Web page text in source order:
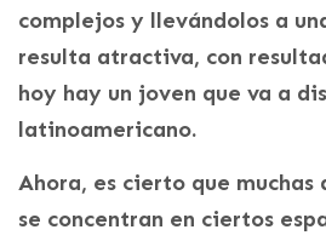
complejos y llevándolos a
resulta atractiva, con
hoy hay un joven que va a
latinoamericano.
Ahora, es cierto que
se concentran en ciertos